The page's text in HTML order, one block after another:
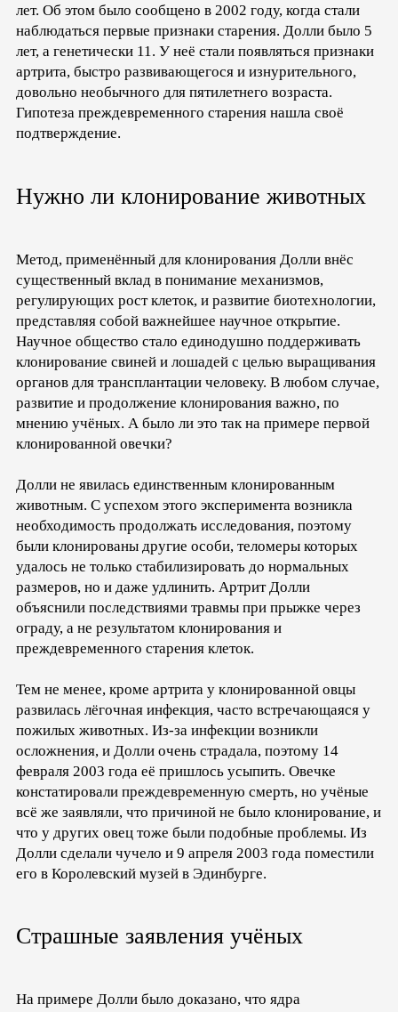
лет. Об этом было сообщено в 2002 году, когда стали
наблюдаться первые признаки старения. Долли было 5
лет, а генетически 11. У неё стали появляться признаки
артрита, быстро развивающегося и изнурительного,
довольно необычного для пятилетнего возраста.
Гипотеза преждевременного старения нашла своё
подтверждение.
Нужно ли клонирование животных
Метод, применённый для клонирования Долли внёс
существенный вклад в понимание механизмов,
регулирующих рост клеток, и развитие биотехнологии,
представляя собой важнейшее научное открытие.
Научное общество стало единодушно поддерживать
клонирование свиней и лошадей с целью выращивания
органов для трансплантации человеку. В любом случае,
развитие и продолжение клонирования важно, по
мнению учёных. А было ли это так на примере первой
клонированной овечки?
Долли не явилась единственным клонированным
животным. С успехом этого эксперимента возникла
необходимость продолжать исследования, поэтому
были клонированы другие особи, теломеры которых
удалось не только стабилизировать до нормальных
размеров, но и даже удлинить. Артрит Долли
объяснили последствиями травмы при прыжке через
ограду, а не результатом клонирования и
преждевременного старения клеток.
Тем не менее, кроме артрита у клонированной овцы
развилась лёгочная инфекция, часто встречающаяся у
пожилых животных. Из-за инфекции возникли
осложнения, и Долли очень страдала, поэтому 14
февраля 2003 года её пришлось усыпить. Овечке
констатировали преждевременную смерть, но учёные
всё же заявляли, что причиной не было клонирование, и
что у других овец тоже были подобные проблемы. Из
Долли сделали чучело и 9 апреля 2003 года поместили
его в Королевский музей в Эдинбурге.
Страшные заявления учёных
На примере Долли было доказано, что ядра